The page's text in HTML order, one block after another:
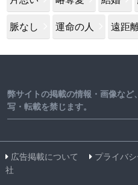
脈なし 運命の人 遠距
弊サイトの掲載の情報・画像な
写・転載を禁じます。
広告掲載について プライバ
社